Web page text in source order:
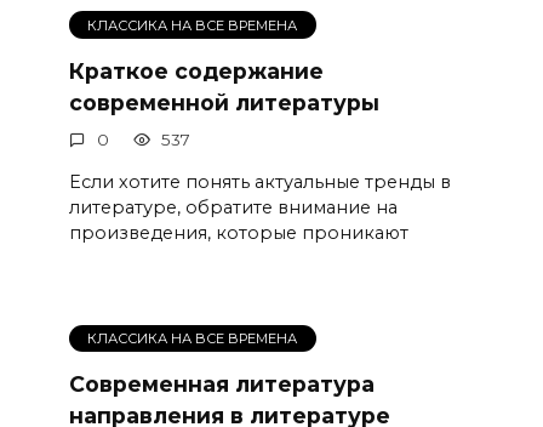
КЛАССИКА НА ВСЕ ВРЕМЕНА
Краткое содержание
современной литературы
0 537
Если хотите понять актуальные тренды в
литературе, обратите внимание на
произведения, которые проникают
КЛАССИКА НА ВСЕ ВРЕМЕНА
Современная литература
направления в литературе